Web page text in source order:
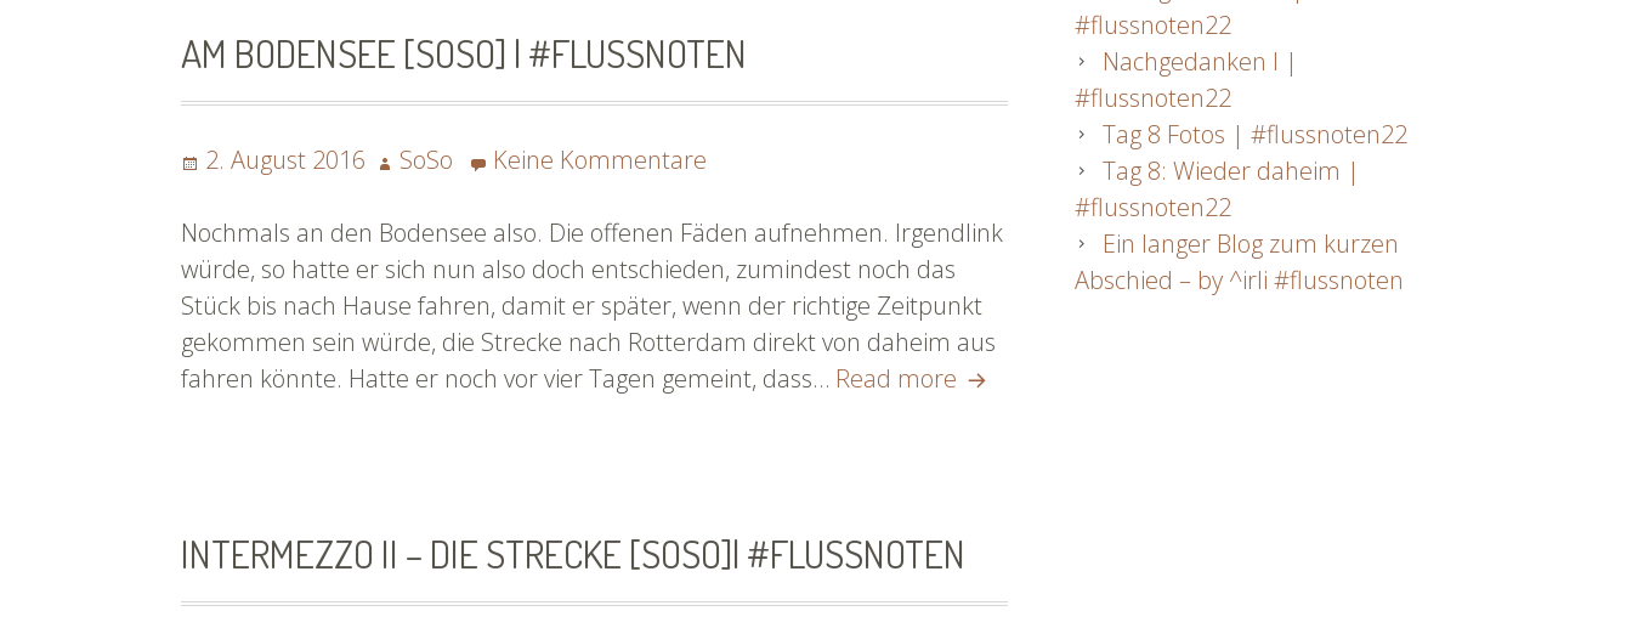
AM BODENSEE [SOSO] | #FLUSSNOTEN
Posted
2. August 2016 Author
SoSo Keine Kommentare
Bodensee
[SoSo]
|
#flussnoten
Nochmals an den Bodensee also. Die offenen Fäden aufnehmen. Irgendlink
würde, so hatte er sich nun also doch entschieden, zumindest noch das
Stück bis nach Hause fahren, damit er später, wenn der richtige Zeitpunkt
gekommen sein würde, die Strecke nach Rotterdam direkt von daheim aus
fahren könnte. Hatte er noch vor vier Tagen gemeint, dass… Read more Am
INTERMEZZO II – DIE STRECKE [SOSO]| #FLUSSNOTEN
#flussnoten22
Nachgedanken I |
#flussnoten22
Tag 8 Fotos | #flussnoten22
Tag 8: Wieder daheim |
#flussnoten22
Ein langer Blog zum kurzen
Abschied – by ^irli #flussnoten